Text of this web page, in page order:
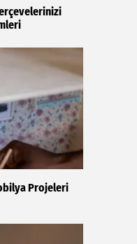
Projeleri